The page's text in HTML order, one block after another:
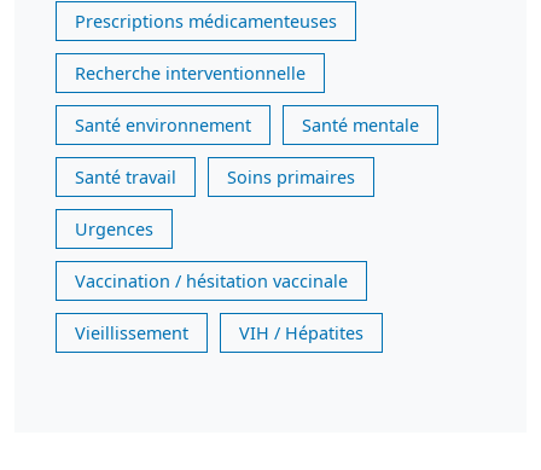
Prescriptions médicamenteuses
Recherche interventionnelle
Santé environnement Santé mentale
Santé travail Soins primaires
Urgences
Vaccination / hésitation vaccinale
Vieillissement VIH / Hépatites